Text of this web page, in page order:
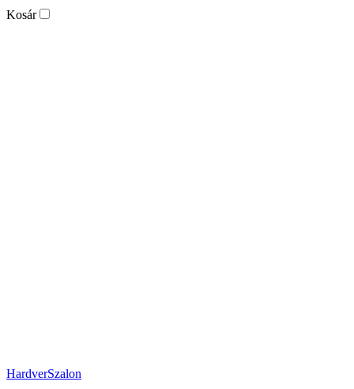
Kosár
HardverSzalon